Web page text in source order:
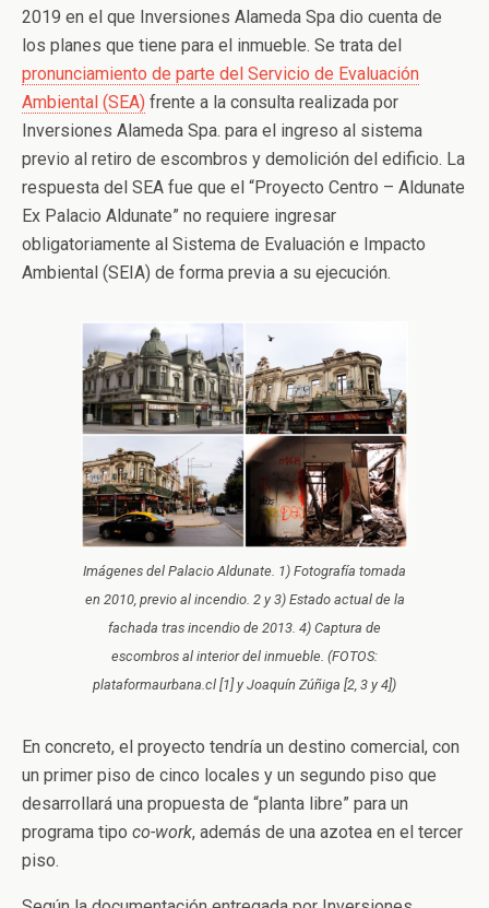
2019 en el que Inversiones Alameda Spa dio cuenta de
los planes que tiene para el inmueble. Se trata del
pronunciamiento de parte del Servicio de Evaluación
Ambiental (SEA) frente a la consulta realizada por
Inversiones Alameda Spa. para el ingreso al sistema
previo al retiro de escombros y demolición del edificio. La
respuesta del SEA fue que el “Proyecto Centro – Aldunate
Ex Palacio Aldunate” no requiere ingresar
obligatoriamente al Sistema de Evaluación e Impacto
Ambiental (SEIA) de forma previa a su ejecución.
Imágenes del Palacio Aldunate. 1) Fotografía tomada
en 2010, previo al incendio. 2 y 3) Estado actual de la
fachada tras incendio de 2013. 4) Captura de
escombros al interior del inmueble. (FOTOS:
plataformaurbana.cl [1] y Joaquín Zúñiga [2, 3 y 4])
En concreto, el proyecto tendría un destino comercial, con
un primer piso de cinco locales y un segundo piso que
desarrollará una propuesta de “planta libre” para un
programa tipo co-work, además de una azotea en el tercer
piso.